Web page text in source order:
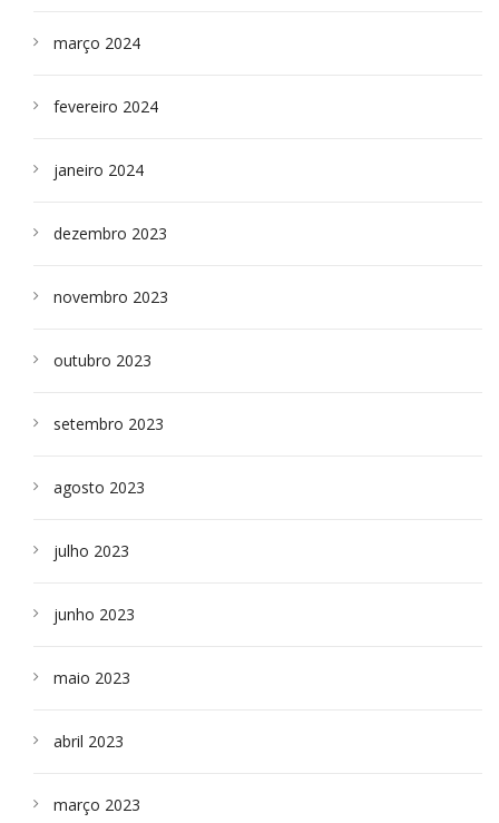
março 2024
fevereiro 2024
janeiro 2024
dezembro 2023
novembro 2023
outubro 2023
setembro 2023
agosto 2023
julho 2023
junho 2023
maio 2023
abril 2023
março 2023